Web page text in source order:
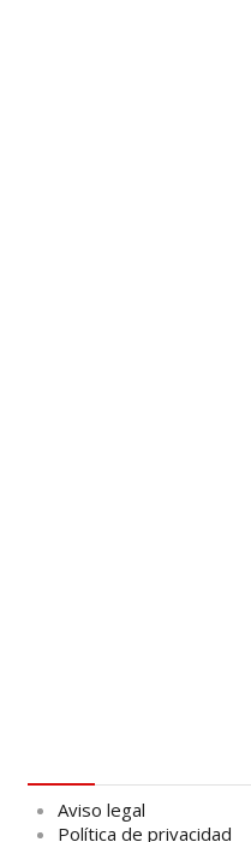
Aviso legal
Política de privacidad